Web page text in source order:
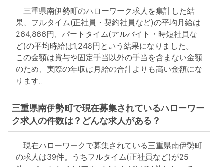
三重県南伊勢町のハローワーク求人を集計した結
果、フルタイム(正社員・契約社員など)の平均月給は
264,866円、パートタイム(アルバイト・時短社員な
ど)の平均時給は1,248円という結果になりました。
この金額は賞与や固定手当以外の手当を含まない金額
のため、実際の年収は月給の合計よりも高い金額にな
ります。
三重県南伊勢町で現在募集されているハローワー
ク求人の件数は？どんな求人がある？
現在ハローワークで募集されている三重県南伊勢町
の求人は39件。うちフルタイム(正社員など)が25